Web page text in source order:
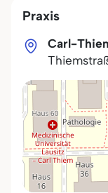
Praxis
Carl-